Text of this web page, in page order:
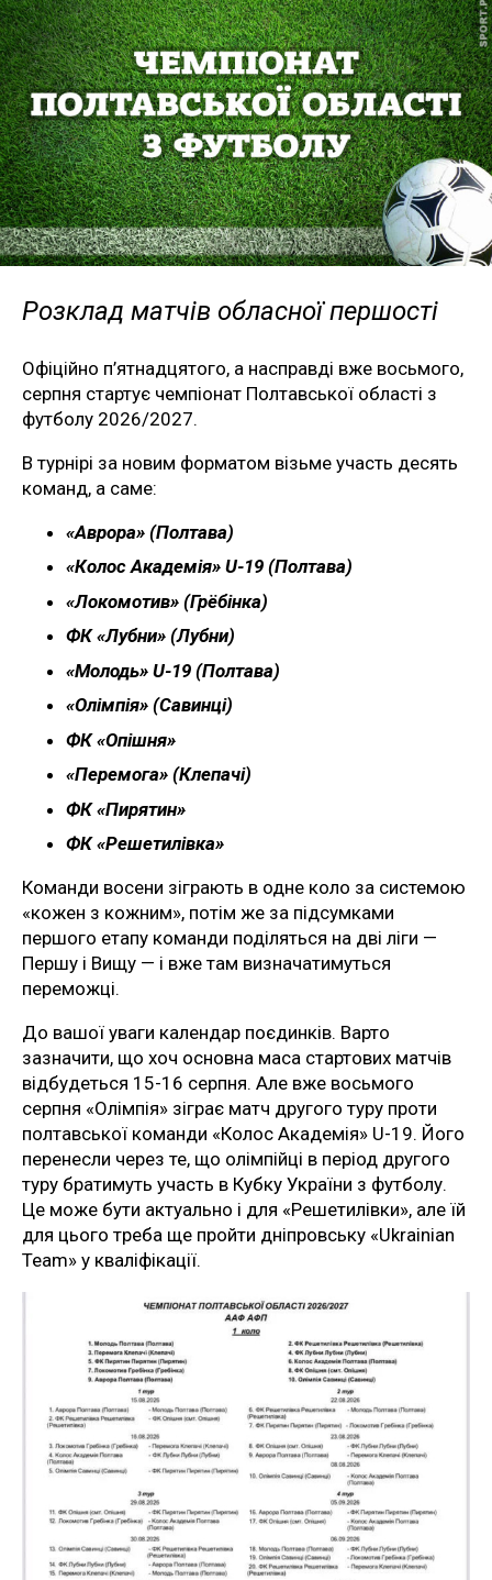
Розклад матчів обласної першості
Офіційно п’ятнадцятого, а насправді вже восьмого,
серпня стартує чемпіонат Полтавської області з
футболу 2026/2027.
В турнірі за новим форматом візьме участь десять
команд, а саме:
«Аврора» (Полтава)
«Колос Академія» U-19 (Полтава)
«Локомотив» (Грёбінка)
ФК «Лубни» (Лубни)
«Молодь» U-19 (Полтава)
«Олімпія» (Савинці)
ФК «Опішня»
«Перемога» (Клепачі)
ФК «Пирятин»
ФК «Решетилівка»
Команди восени зіграють в одне коло за системою
«кожен з кожним», потім же за підсумками
першого етапу команди поділяться на дві ліги —
Першу і Вищу — і вже там визначатимуться
переможці.
До вашої уваги календар поєдинків. Варто
зазначити, що хоч основна маса стартових матчів
відбудеться 15-16 серпня. Але вже восьмого
серпня «Олімпія» зіграє матч другого туру проти
полтавської команди «Колос Академія» U-19. Його
перенесли через те, що олімпійці в період другого
туру братимуть участь в Кубку України з футболу.
Це може бути актуально і для «Решетилівки», але їй
для цього треба ще пройти дніпровську «Ukrainian
Team» у кваліфікації.